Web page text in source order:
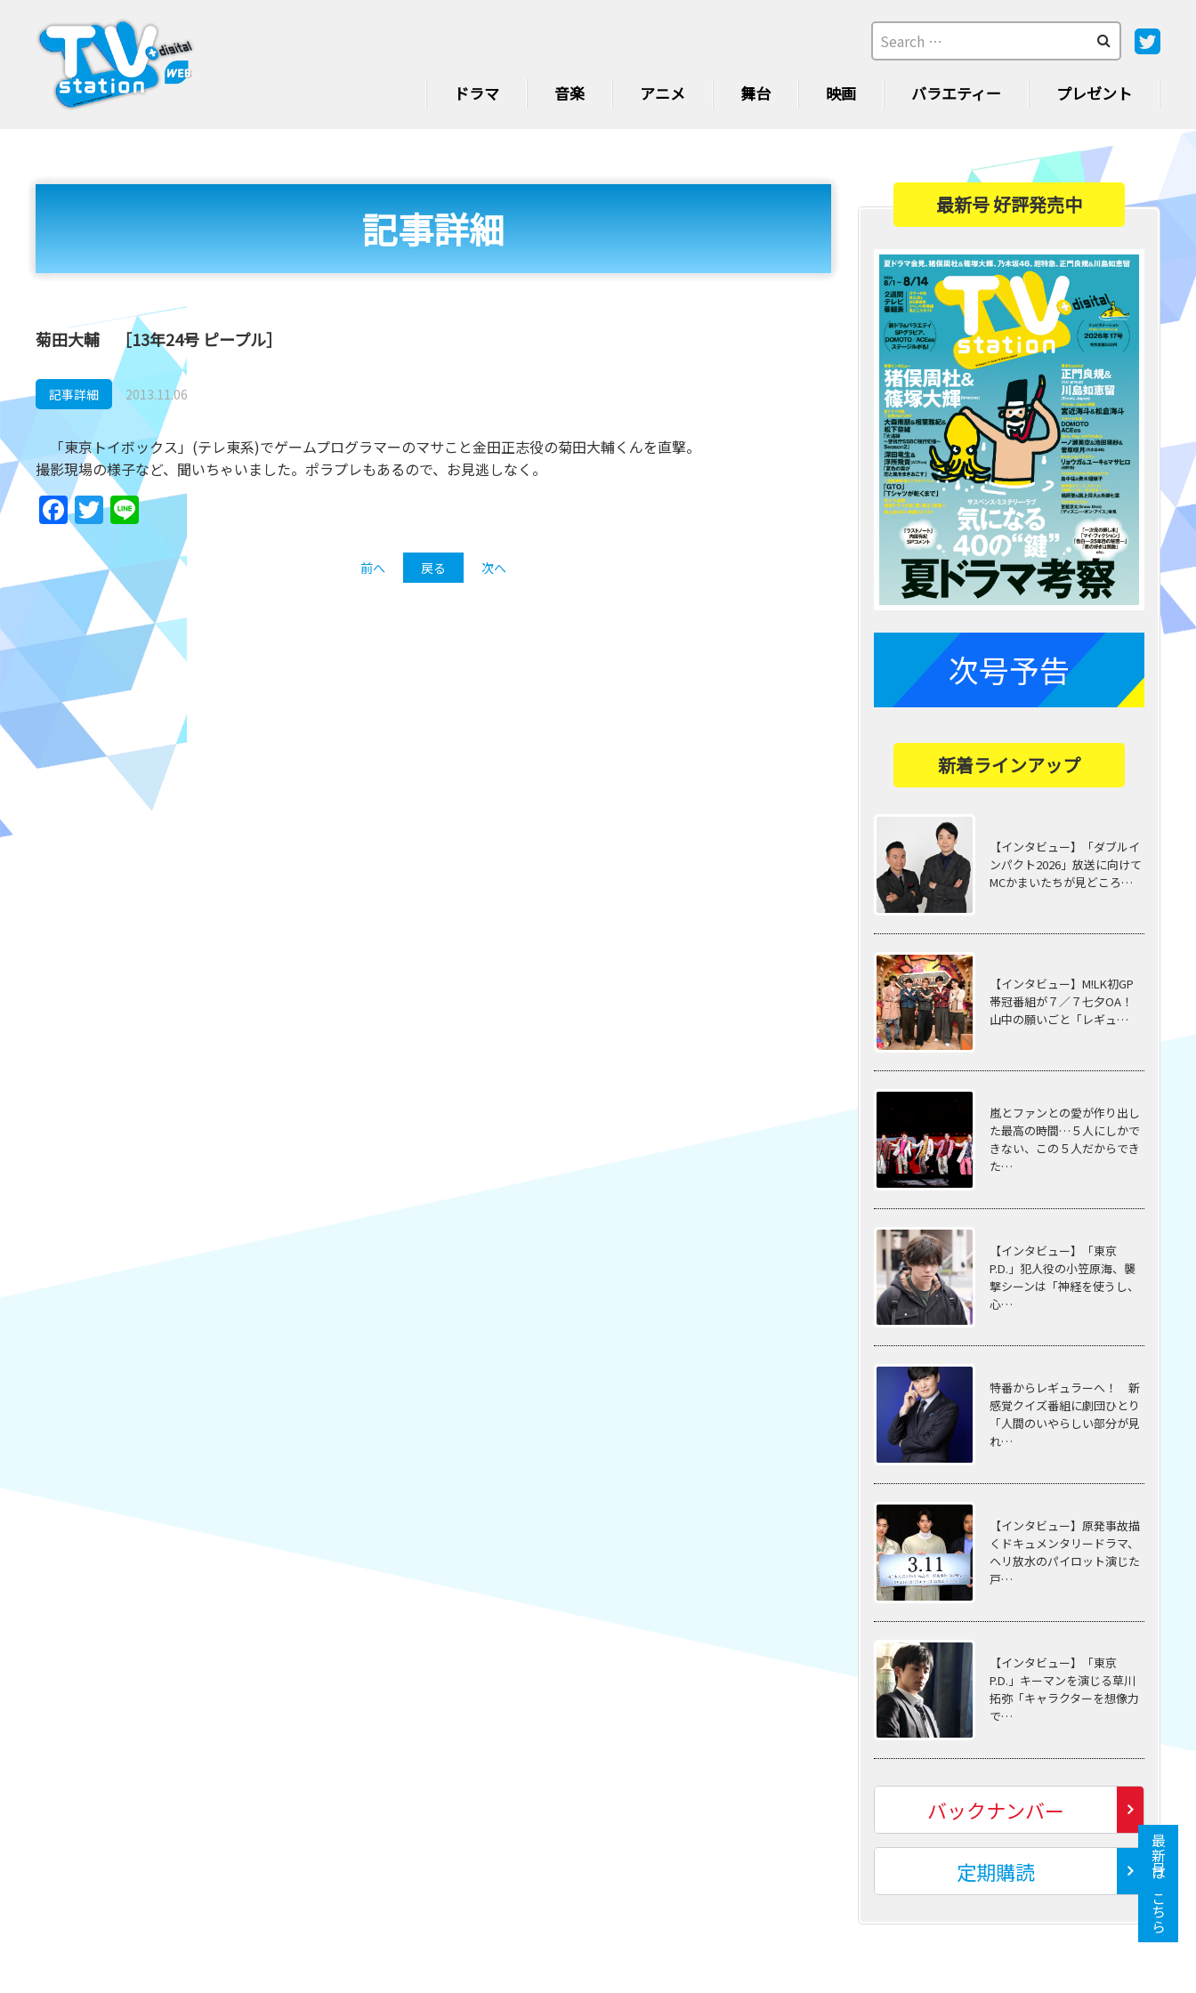
ドラマ 音楽 アニメ 舞台 映画 バラエティー プレゼント
記事詳細
菊田大輔 ［13年24号 ピープル］
記事詳細 2013.11.06
「東京トイボックス」(テレ東系)でゲームプログラマーのマサこと金田正志役の菊田大輔くんを直撃。
撮影現場の様子など、聞いちゃいました。ポラプレもあるので、お見逃しなく。
Facebook
Twitter
Line
前へ 戻る 次へ
最新号 好評発売中
次号予告
新着ラインアップ
【インタビュー】「ダブルイ
ンパクト2026」放送に向けて
MCかまいたちが見どころ…
【インタビュー】M!LK初GP
帯冠番組が７／７七夕OA！
山中の願いごと「レギュ…
嵐とファンとの愛が作り出し
た最高の時間…５⼈にしかで
きない、この５⼈だからでき
た…
【インタビュー】「東京
P.D.」犯人役の小笠原海、襲
撃シーンは「神経を使うし、
心…
特番からレギュラーへ！ 新
感覚クイズ番組に劇団ひとり
「人間のいやらしい部分が見
れ…
【インタビュー】原発事故描
くドキュメンタリードラマ、
ヘリ放水のパイロット演じた
戸…
【インタビュー】「東京
P.D.」キーマンを演じる草川
拓弥「キャラクターを想像力
で…
バックナンバー
定期購読 最新号はこちら